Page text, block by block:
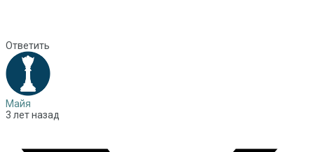
Ответить
Майя
3 лет назад